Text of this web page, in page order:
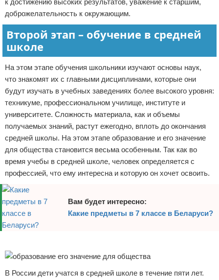
к достижению высоких результатов, уважение к старшим,
доброжелательность к окружающим.
Второй этап – обучение в средней
школе
На этом этапе обучения школьники изучают основы наук,
что знакомят их с главными дисциплинами, которые они
будут изучать в учебных заведениях более высокого уровня:
техникуме, профессиональном училище, институте и
университете. Сложность материала, как и объемы
получаемых знаний, растут ежегодно, вплоть до окончания
средней школы. На этом этапе образование и его значение
для общества становится весьма особенным. Так как во
время учебы в средней школе, человек определяется с
профессией, что ему интересна и которую он хочет освоить.
Вам будет интересно:
Какие предметы в 7 классе в Беларуси?
В России дети учатся в средней школе в течение пяти лет.